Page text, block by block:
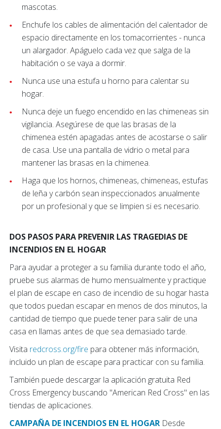
mascotas.
Enchufe los cables de alimentación del calentador de
espacio directamente en los tomacorrientes - nunca
un alargador. Apáguelo cada vez que salga de la
habitación o se vaya a dormir.
Nunca use una estufa u horno para calentar su
hogar.
Nunca deje un fuego encendido en las chimeneas sin
vigilancia. Asegúrese de que las brasas de la
chimenea estén apagadas antes de acostarse o salir
de casa. Use una pantalla de vidrio o metal para
mantener las brasas en la chimenea.
Haga que los hornos, chimeneas, chimeneas, estufas
de leña y carbón sean inspeccionados anualmente
por un profesional y que se limpien si es necesario.
DOS PASOS PARA PREVENIR LAS TRAGEDIAS DE
INCENDIOS EN EL HOGAR
Para ayudar a proteger a su familia durante todo el año,
pruebe sus alarmas de humo mensualmente y practique
el plan de escape en caso de incendio de su hogar hasta
que todos puedan escapar en menos de dos minutos, la
cantidad de tiempo que puede tener para salir de una
casa en llamas antes de que sea demasiado tarde.
Visita redcross.org/fire para obtener más información,
incluido un plan de escape para practicar con su familia.
También puede descargar la aplicación gratuita Red
Cross Emergency buscando "American Red Cross" en las
tiendas de aplicaciones.
CAMPAÑA DE INCENDIOS EN EL HOGAR Desde